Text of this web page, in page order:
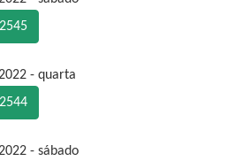
- quarta
- sábado